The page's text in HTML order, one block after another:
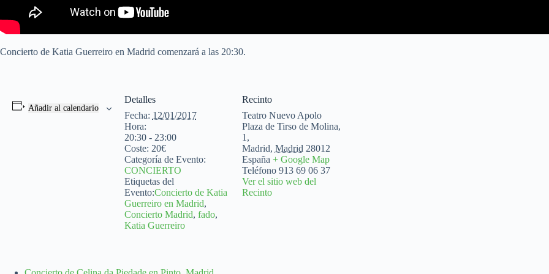
Concierto de Katia Guerreiro en Madrid comenzará a las 20:30.
Añadir al calendario
Detalles
Fecha: 12/01/2017
Hora:
20:30 - 23:00
Coste: 20€
Categoría de Evento:
CONCIERTO
Etiquetas del
Evento:Concierto de Katia
Guerreiro en Madrid,
Concierto Madrid, fado,
Katia Guerreiro
Recinto
Teatro Nuevo Apolo
Plaza de Tirso de Molina,
1,
Madrid, Madrid 28012
España + Google Map
Teléfono 913 69 06 37
Ver el sitio web del
Recinto